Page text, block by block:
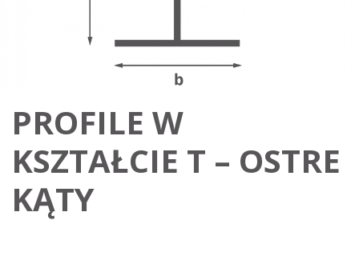
PROFILE W
KSZTAŁCIE T – OSTRE
KĄTY